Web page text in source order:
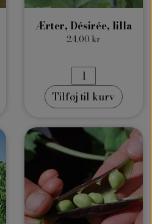
Ærter, Désirée, lilla
24,00 kr
Tilføj til kurv